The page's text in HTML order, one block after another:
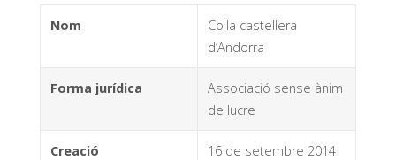
Nom
Colla castellera
d’Andorra
Forma jurídica
Associació sense ànim
de lucre
Creació 16 de setembre 2014